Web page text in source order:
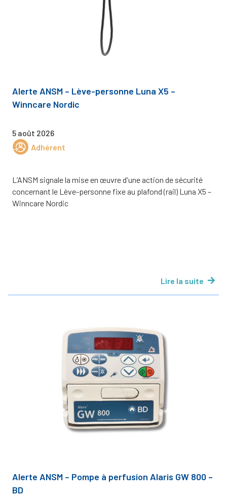
Alerte ANSM – Lève-personne Luna X5 –
Winncare Nordic
5 août 2026
Adhérent
L’ANSM signale la mise en œuvre d'une action de sécurité
concernant le Lève-personne fixe au plafond (rail) Luna X5 –
Winncare Nordic
Lire la suite
Alerte ANSM – Pompe à perfusion Alaris GW 800 –
BD